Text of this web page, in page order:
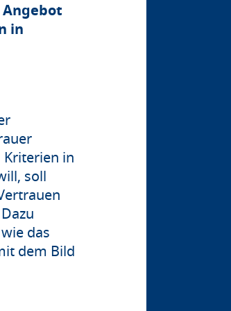
in
in
soll
das
dem Bild